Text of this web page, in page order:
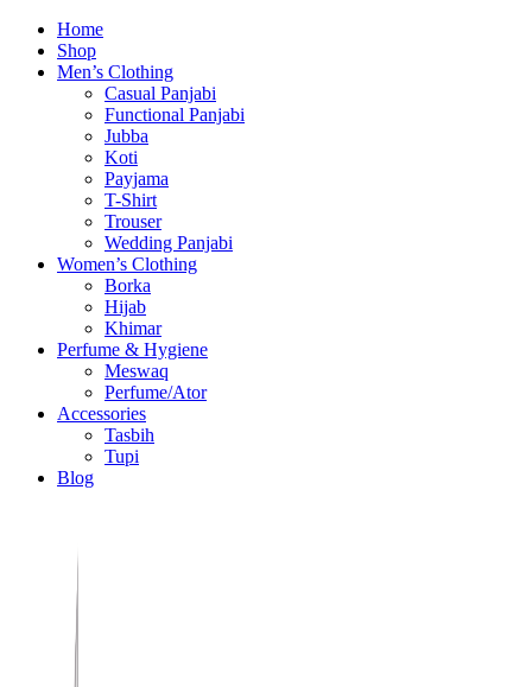
Home
Shop
Men’s Clothing
Casual Panjabi
Functional Panjabi
Jubba
Koti
Payjama
T-Shirt
Trouser
Wedding Panjabi
Women’s Clothing
Borka
Hijab
Khimar
Perfume & Hygiene
Meswaq
Perfume/Ator
Accessories
Tasbih
Tupi
Blog